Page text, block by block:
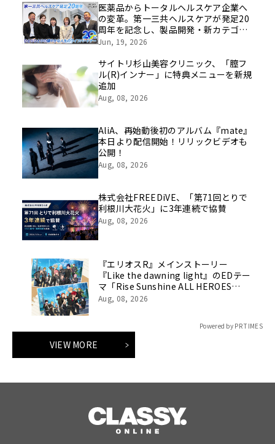
医薬品からトータルヘルスケア企業へ
の変革。第一三共ヘルスケアが発足20
周年を記念し、製品開発・新カテゴリ
挑戦の舞台や旧社統合時のエピソード
像を公開！
Jun, 19, 2026
サイトリ杉山美容クリニック、「膣フ
ル(R)インナー」に特典メニューを新規
追加
Aug, 08, 2026
AliA、再始動後初のアルバム『mate』
本日より配信開始！リリックビデオも
公開！
Aug, 08, 2026
株式会社FREEDiVE、「第71回とりで
利根川大花火」に3年連続で協賛
Aug, 08, 2026
『エリオスR』メインストーリー
『Like the dawning light』のEDテー
マ「Rise Sunshine ALL HEROES
Ver.」がフルサイズ配信決定！
Aug, 08, 2026
Powered by PR TIMES
VIEW MORE